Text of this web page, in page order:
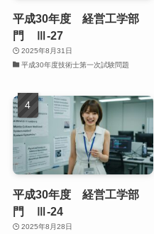
平成30年度 経営工学部
門 Ⅲ-27
2025年8月31日
平成30年度技術士第一次試験問題
平成30年度 経営工学部
門 Ⅲ-24
2025年8月28日